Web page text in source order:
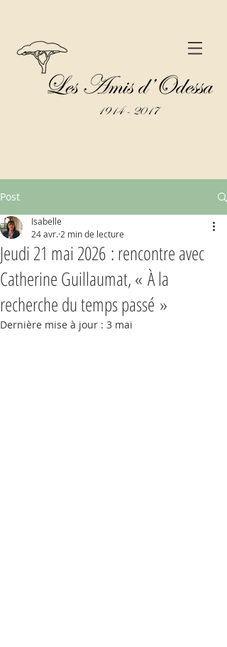
Post
Jeudi 21 mai 2026 : rencontre avec
Catherine Guillaumat, « À la
recherche du temps passé »
Isabelle
24 avr. 2 min de lecture
Dernière mise à jour : 3 mai